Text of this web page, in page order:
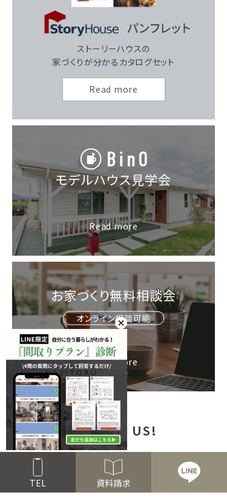
モデルハウス見学会
Read more
お家づくり無料相談会
オンライン相談可能
Read more
ストーリーハウスの
家づくりが分かるカタログセット
Read more
FOLLOW US!
公式アプリ
TEL 資料請求